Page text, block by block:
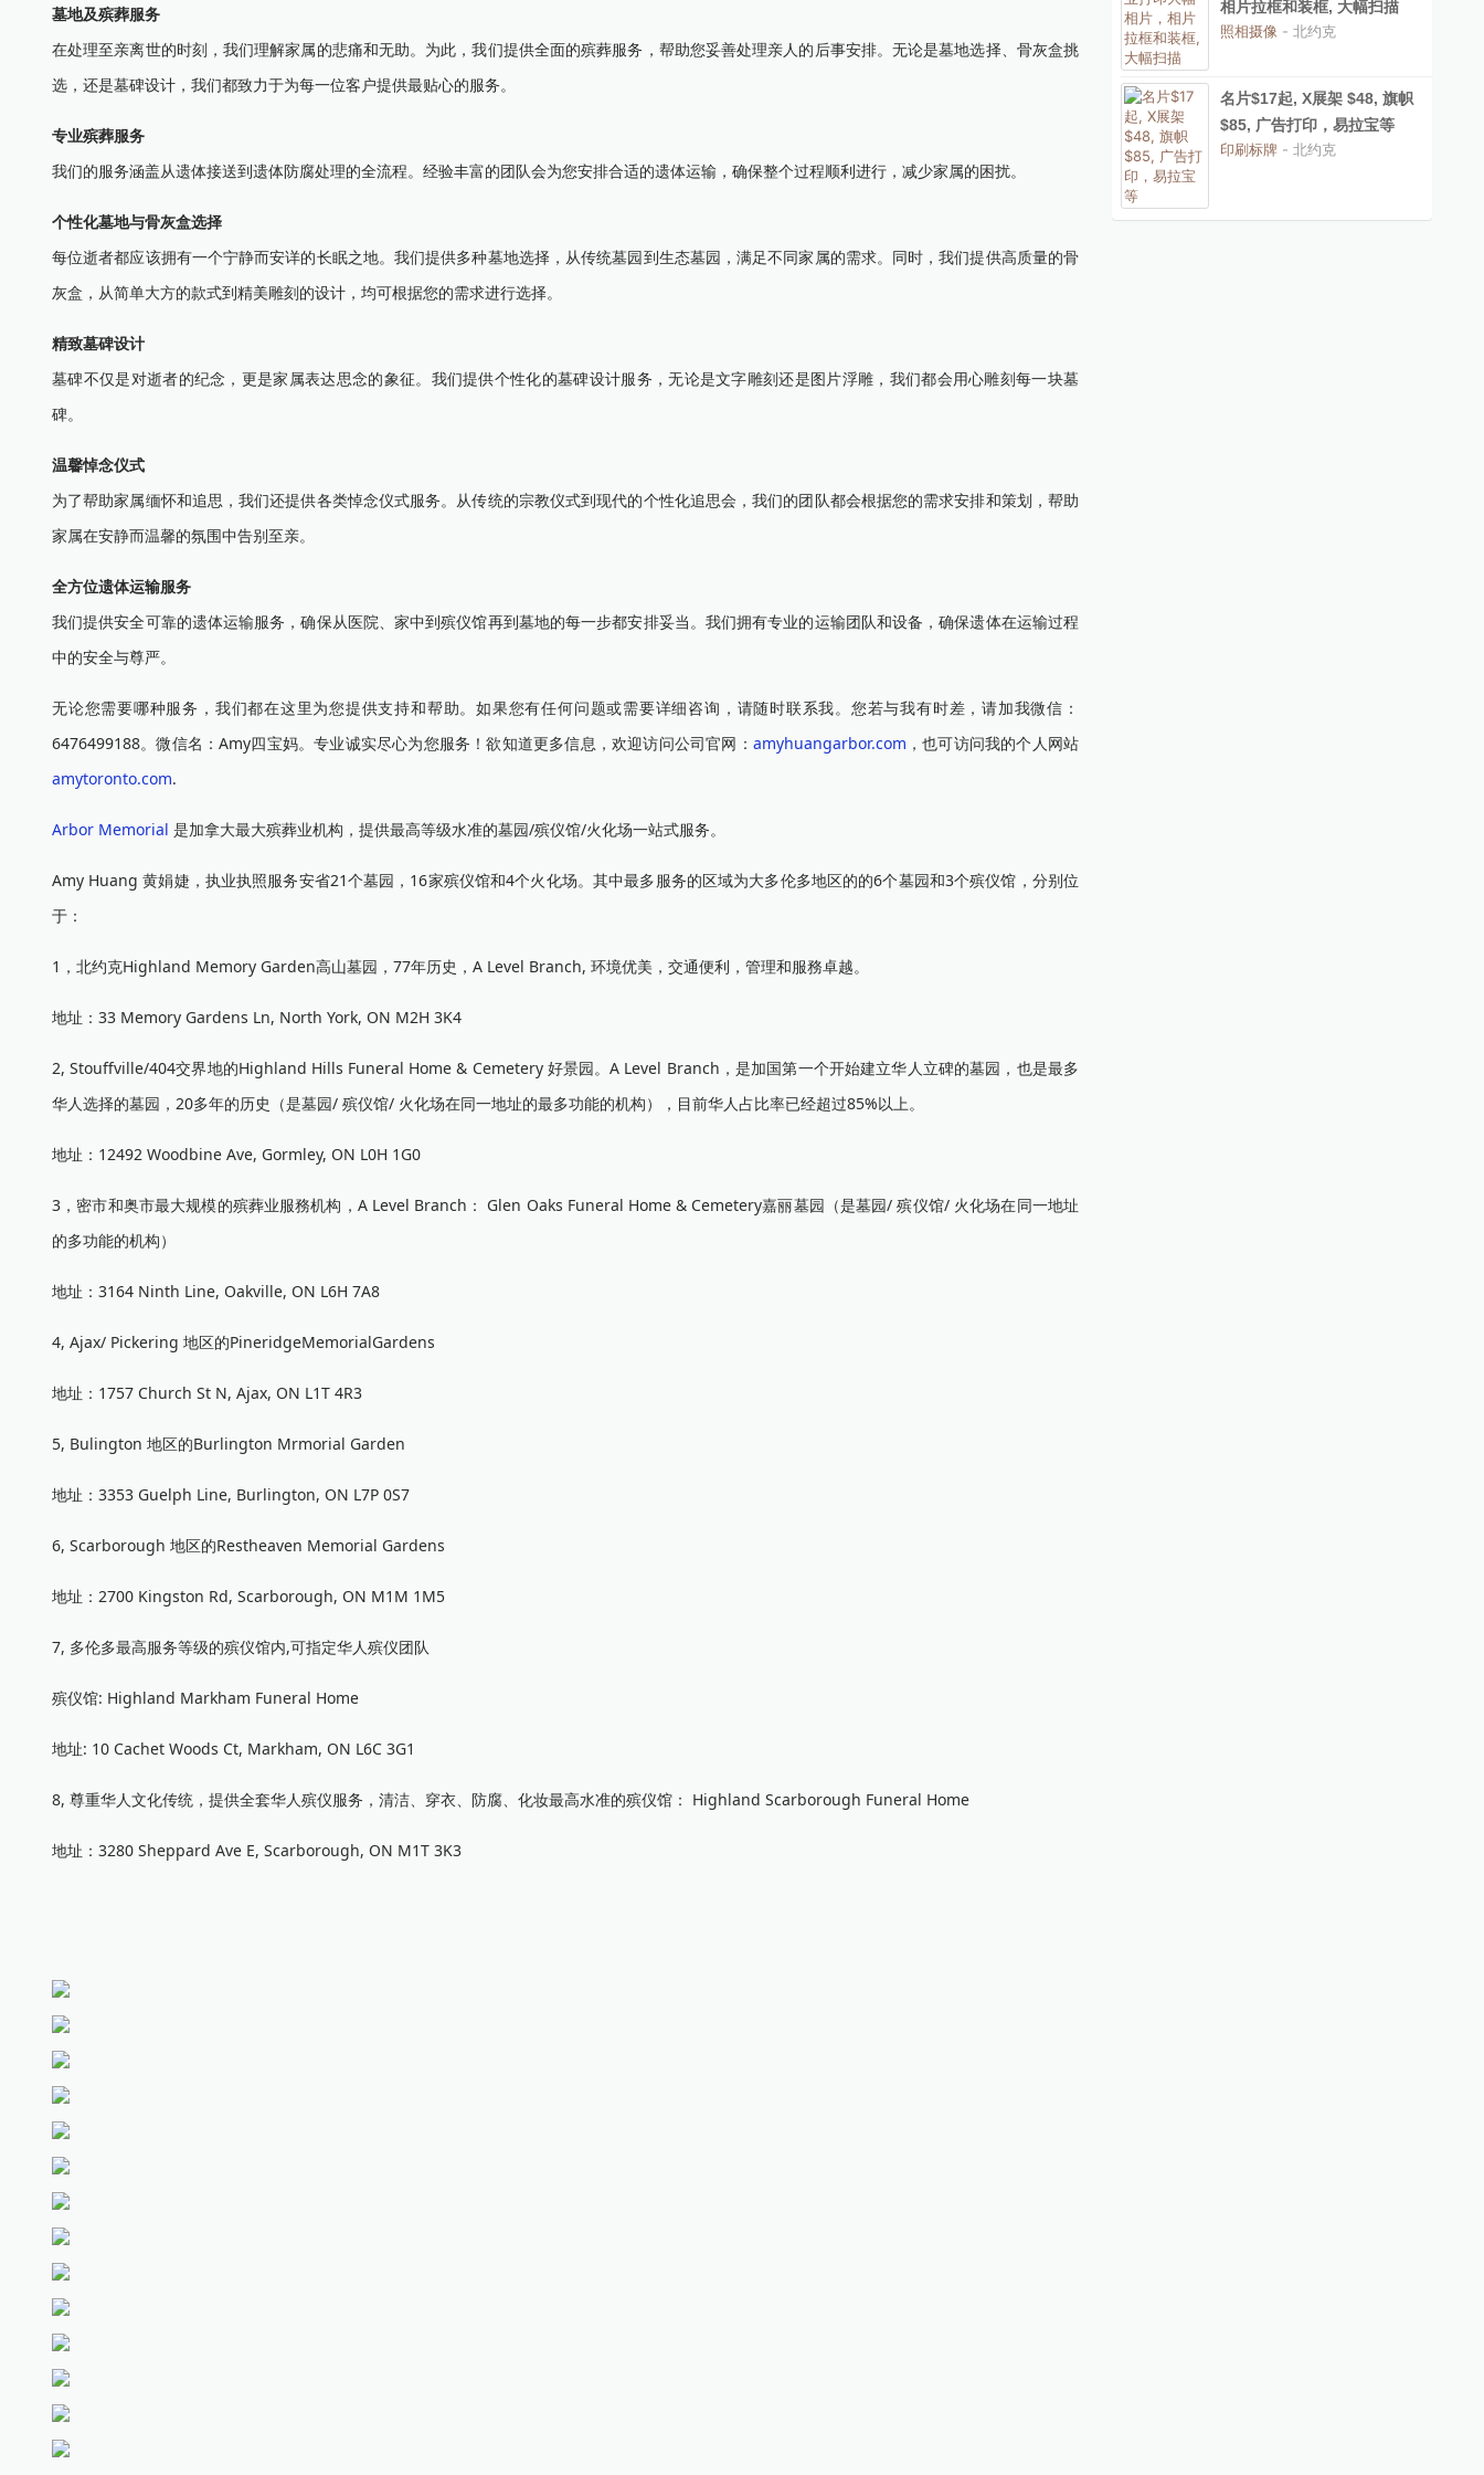
墓地及殡葬服务
在处理至亲离世的时刻，我们理解家属的悲痛和无助。为此，我们提供全面的殡葬服务，帮助您妥善处理亲人的后事安排。无论是墓地选择、骨灰盒挑
选，还是墓碑设计，我们都致力于为每一位客户提供最贴心的服务。
专业殡葬服务
我们的服务涵盖从遗体接送到遗体防腐处理的全流程。经验丰富的团队会为您安排合适的遗体运输，确保整个过程顺利进行，减少家属的困扰。
个性化墓地与骨灰盒选择
每位逝者都应该拥有一个宁静而安详的长眠之地。我们提供多种墓地选择，从传统墓园到生态墓园，满足不同家属的需求。同时，我们提供高质量的骨
灰盒，从简单大方的款式到精美雕刻的设计，均可根据您的需求进行选择。
精致墓碑设计
墓碑不仅是对逝者的纪念，更是家属表达思念的象征。我们提供个性化的墓碑设计服务，无论是文字雕刻还是图片浮雕，我们都会用心雕刻每一块墓
碑。
温馨悼念仪式
为了帮助家属缅怀和追思，我们还提供各类悼念仪式服务。从传统的宗教仪式到现代的个性化追思会，我们的团队都会根据您的需求安排和策划，帮助
家属在安静而温馨的氛围中告别至亲。
全方位遗体运输服务
我们提供安全可靠的遗体运输服务，确保从医院、家中到殡仪馆再到墓地的每一步都安排妥当。我们拥有专业的运输团队和设备，确保遗体在运输过程
中的安全与尊严。
无论您需要哪种服务，我们都在这里为您提供支持和帮助。如果您有任何问题或需要详细咨询，请随时联系我。您若与我有时差，请加我微信：
6476499188。微信名：Amy四宝妈。专业诚实尽心为您服务！欲知道更多信息，欢迎访问公司官网： amyhuangarbor.com ，也可访问我的个人网站
amytoronto.com.
Arbor Memorial 是加拿大最大殡葬业机构，提供最高等级水准的墓园/殡仪馆/火化场一站式服务。
Amy Huang 黄娟婕，执业执照服务安省21个墓园，16家殡仪馆和4个火化场。其中最多服务的区域为大多伦多地区的的6个墓园和3个殡仪馆，分别位
于：
1，北约克Highland Memory Garden高山墓园，77年历史，A Level Branch, 环境优美，交通便利，管理和服務卓越。
地址：33 Memory Gardens Ln, North York, ON M2H 3K4
2, Stouffville/404交界地的Highland Hills Funeral Home & Cemetery 好景园。A Level Branch，是加国第一个开始建立华人立碑的墓园，也是最多
华人选择的墓园，20多年的历史（是墓园/ 殡仪馆/ 火化场在同一地址的最多功能的机构），目前华人占比率已经超过85%以上。
地址：12492 Woodbine Ave, Gormley, ON L0H 1G0
3，密市和奥市最大规模的殡葬业服務机构，A Level Branch： Glen Oaks Funeral Home & Cemetery嘉丽墓园（是墓园/ 殡仪馆/ 火化场在同一地址
的多功能的机构）
地址：3164 Ninth Line, Oakville, ON L6H 7A8
4, Ajax/ Pickering 地区的PineridgeMemorialGardens
地址：1757 Church St N, Ajax, ON L1T 4R3
5, Bulington 地区的Burlington Mrmorial Garden
地址：3353 Guelph Line, Burlington, ON L7P 0S7
6, Scarborough 地区的Restheaven Memorial Gardens
地址：2700 Kingston Rd, Scarborough, ON M1M 1M5
7, 多伦多最高服务等级的殡仪馆内,可指定华人殡仪团队
殡仪馆: Highland Markham Funeral Home
地址: 10 Cachet Woods Ct, Markham, ON L6C 3G1
8, 尊重华人文化传统，提供全套华人殡仪服务，清洁、穿衣、防腐、化妆最高水准的殡仪馆： Highland Scarborough Funeral Home
地址：3280 Sheppard Ave E, Scarborough, ON M1T 3K3
相片拉框和装框, 大幅扫描
照相摄像 - 北约克
名片$17起, X展架 $48, 旗帜
$85, 广告打印，易拉宝等
印刷标牌 - 北约克